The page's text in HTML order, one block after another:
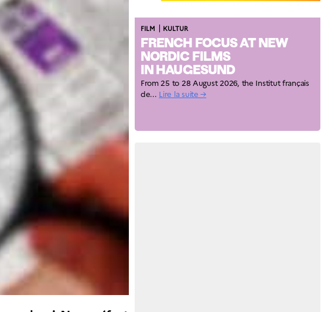
FILM | KULTUR
FRENCH FOCUS AT NEW
NORDIC FILMS
IN HAUGESUND
From 25 to 28 August 2026, the Institut français
de... Lire la suite →